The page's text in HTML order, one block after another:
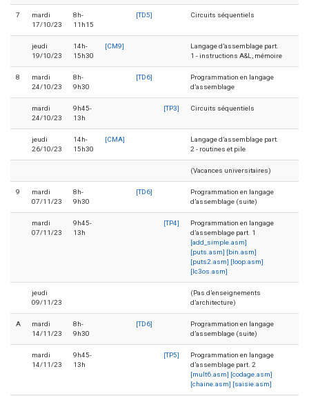
7
mardi
17/10/23
8h-
11h15
[TD5] Circuits séquentiels
jeudi
19/10/23
14h-
15h30
[CM9]
Langage d’assemblage part.
1 - instructions A&L, mémoire
8
mardi
24/10/23
8h-
9h30
[TD6]
Programmation en langage
d’assemblage
mardi
24/10/23
9h45-
13h
[TP3] Circuits séquentiels
jeudi
26/10/23
14h-
15h30
[CMA]
Langage d’assemblage part.
2 - routines et pile
(Vacances universitaires)
9
mardi
07/11/23
8h-
9h30
[TD6]
Programmation en langage
d’assemblage (suite)
mardi
07/11/23
9h45-
13h
[TP4]
Programmation en langage
d’assemblage part. 1
[add_simple.asm]
[puts.asm] [bin.asm]
[puts2.asm] [loop.asm]
[lc3os.asm]
jeudi
09/11/23
(Pas d’enseignements
d’architecture)
A
mardi
14/11/23
8h-
9h30
[TD6]
Programmation en langage
d’assemblage (suite)
mardi
14/11/23
9h45-
13h
[TP5]
Programmation en langage
d’assemblage part. 2
[mult6.asm] [codage.asm]
[chaine.asm] [saisie.asm]